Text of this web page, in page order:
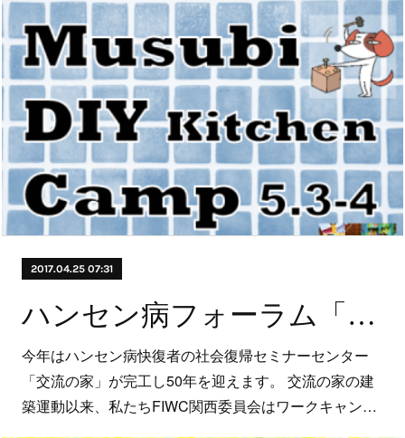
2017.04.25 07:31
ハンセン病フォーラム「それでも人生にイエス、か？」開催のお知らせ
今年はハンセン病快復者の社会復帰セミナーセンター
「交流の家」が完工し50年を迎えます。 交流の家の建
築運動以来、私たちFIWC関西委員会はワークキャン…